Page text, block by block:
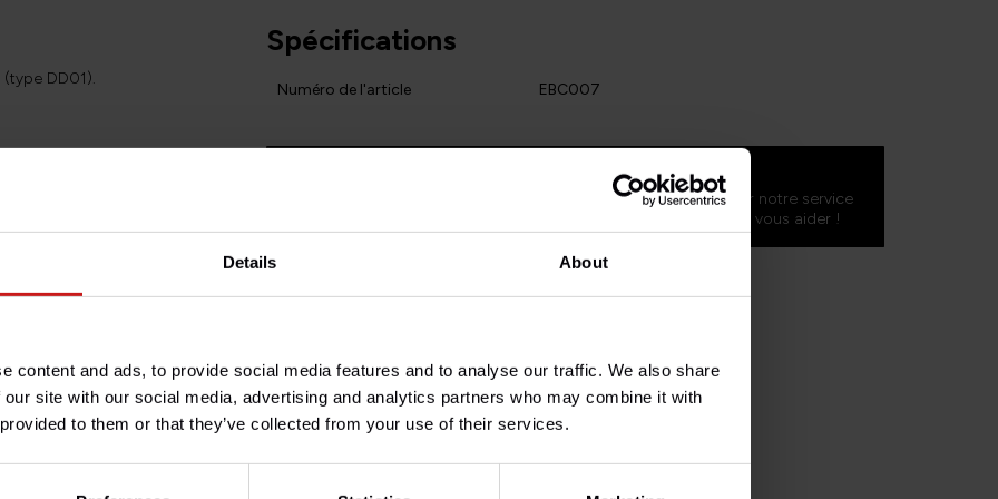
Details About
content and ads, to provide social media features and to analyse our traffic. We also share
site with our social media, advertising and analytics partners who may combine it with
to them or that they’ve collected from your use of their services.
DD01).
changer les plaquettes
le panier en deux fois.
spécifique à EBC, à
le plus haut possible.
le transfert de
meilleure endurance
du freinage haute
Spécifications
Numéro de l'article EBC007
Avez-vous des questions concernant ce produit ?
Besoin d'aide avec votre commande ? N'hésitez pas à contacter notre service
. Nous serons ravis de vous aider !